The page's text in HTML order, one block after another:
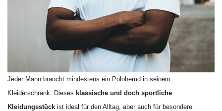
Jeder Mann braucht mindestens ein Polohemd in seinem
Kleiderschrank. Dieses klassische und doch sportliche
Kleidungsstück ist ideal für den Alltag, aber auch für besondere